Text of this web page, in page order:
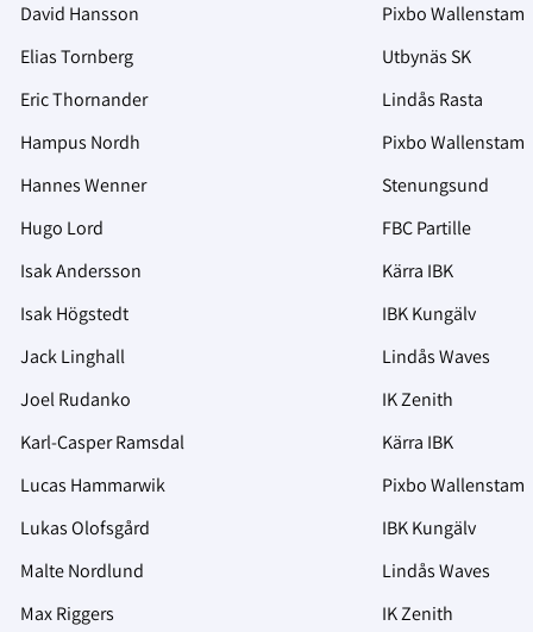
David Hansson
Elias Tornberg
Eric Thornander
Hampus Nordh
Hannes Wenner
Hugo Lord
Isak Andersson
Isak Högstedt
Jack Linghall
Joel Rudanko
Karl-Casper Ramsdal
Lucas Hammarwik
Lukas Olofsgård
Malte Nordlund
Max Riggers
Pixbo Wallenstam
Utbynäs SK
Lindås Rasta
Pixbo Wallenstam
Stenungsund
FBC Partille
Kärra IBK
IBK Kungälv
Lindås Waves
IK Zenith
Kärra IBK
Pixbo Wallenstam
IBK Kungälv
Lindås Waves
IK Zenith